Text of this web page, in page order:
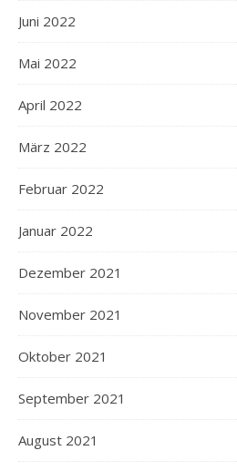
Juni 2022
Mai 2022
April 2022
März 2022
Februar 2022
Januar 2022
Dezember 2021
November 2021
Oktober 2021
September 2021
August 2021